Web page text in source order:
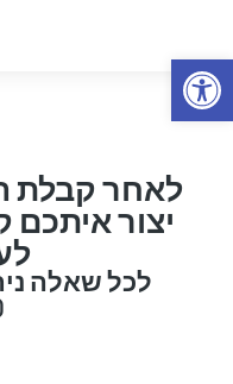
לאחר קבלת
יצור